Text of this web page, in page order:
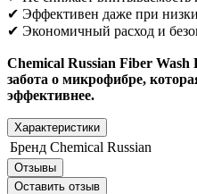
✔ Эффективен даже при
✔ Экономичный расход и
Chemical Russian Fiber
забота о микрофибре,
эффективнее.
Характеристики
Бренд Chemical Russian
Отзывы
Оставить отзыв